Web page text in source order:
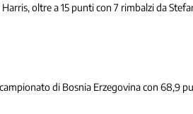
oltre a 15 punti con 7 rimbalzi da
di Bosnia Erzegovina con 68,9